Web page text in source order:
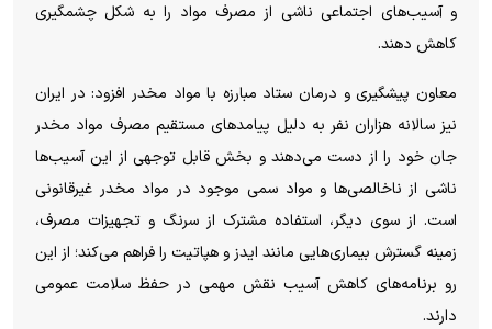
و آسیب‌های اجتماعی ناشی از مصرف مواد را به شکل چشمگیری
کاهش دهند.
معاون پیشگیری و درمان ستاد مبارزه با مواد مخدر افزود: در ایران
نیز سالانه هزاران نفر به دلیل پیامدهای مستقیم مصرف مواد مخدر
جان خود را از دست می‌دهند و بخش قابل توجهی از این آسیب‌ها
ناشی از ناخالصی‌ها و مواد سمی موجود در مواد مخدر غیرقانونی
است. از سوی دیگر، استفاده مشترک از سرنگ و تجهیزات مصرف،
زمینه گسترش بیماری‌هایی مانند ایدز و هپاتیت را فراهم می‌کند؛ از این
رو برنامه‌های کاهش آسیب نقش مهمی در حفظ سلامت عمومی
دارند.